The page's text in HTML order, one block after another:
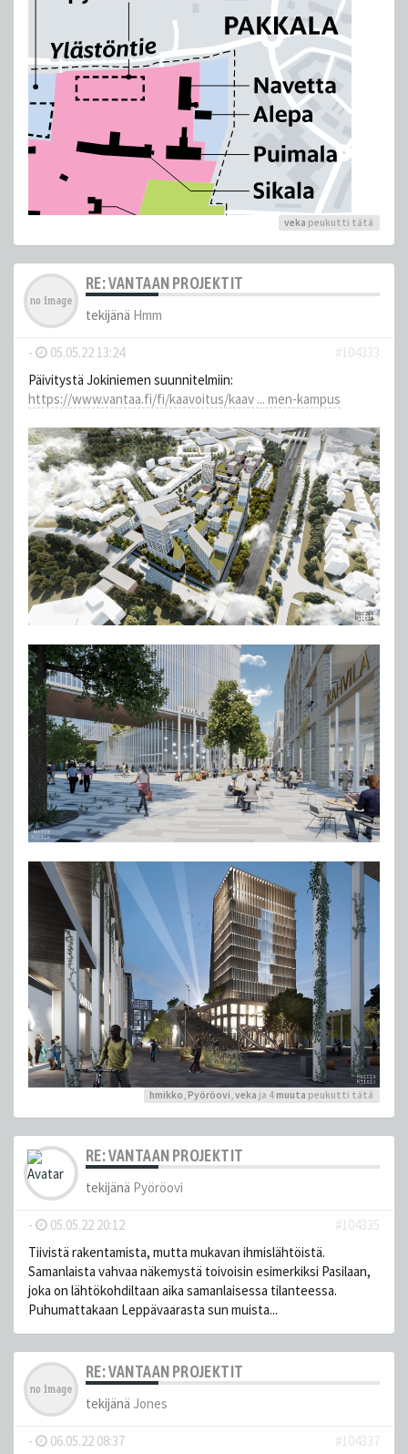
veka peukutti tätä
RE: VANTAAN PROJEKTIT
tekijänä Hmm
- 05.05.22 13:24
#104333
Päivitystä Jokiniemen suunnitelmiin:
https://www.vantaa.fi/fi/kaavoitus/kaav ... men-kampus
hmikko Pyöröovi ,veka ja 4 muuta peukutti tätä
RE: VANTAAN PROJEKTIT
tekijänä Pyöröovi
- 05.05.22 20:12
#104335
Tiivistä rakentamista, mutta mukavan ihmislähtöistä.
Samanlaista vahvaa näkemystä toivoisin esimerkiksi Pasilaan,
joka on lähtökohdiltaan aika samanlaisessa tilanteessa.
Puhumattakaan Leppävaarasta sun muista...
RE: VANTAAN PROJEKTIT
tekijänä Jones
- 06.05.22 08:37
#104337